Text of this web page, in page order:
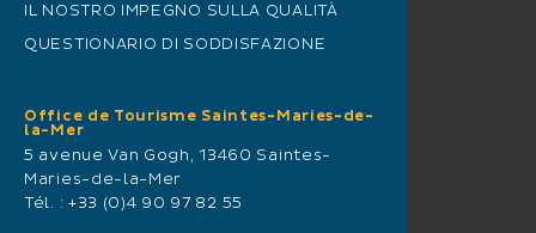
IL NOSTRO IMPEGNO SULLA QUALITÀ
QUESTIONARIO DI SODDISFAZIONE
Office de Tourisme Saintes-Maries-de-
la-Mer
5 avenue Van Gogh, 13460 Saintes-
Maries-de-la-Mer
Tél. : +33 (0)4 90 97 82 55